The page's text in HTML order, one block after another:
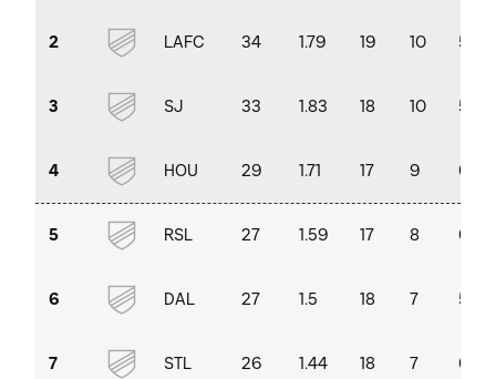
2 LAFC 34 1.79 19 10 5
3 SJ 33 1.83 18 10 5
4 HOU 29 1.71 17 9 6
5 RSL 27 1.59 17 8 6
6 DAL 27 1.5 18 7 5
7 STL 26 1.44 18 7 6